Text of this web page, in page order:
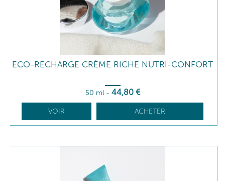
ECO-RECHARGE CRÈME RICHE NUTRI-CONFORT
50 ml - 44,80 €
VOIR ACHETER